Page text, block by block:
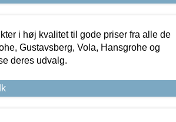
i høj kvalitet til gode priser fra alle de
Gustavsberg, Vola, Hansgrohe og
deres udvalg.